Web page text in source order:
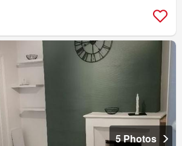
5 Photos